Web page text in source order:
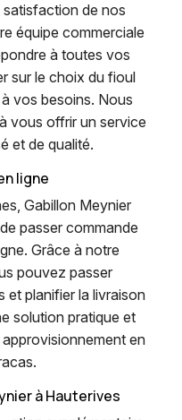
satisfaction de nos
équipe commerciale
à toutes vos
sur le choix du fioul
vos besoins. Nous
vous offrir un service
et de qualité.
ligne
Gabillon Meynier
passer commande
Grâce à notre
pouvez passer
et planifier la livraison
solution pratique et
en
à Hauterives